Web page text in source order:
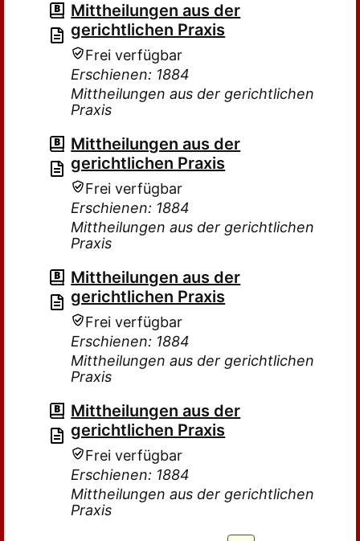
Mittheilungen aus der
gerichtlichen Praxis
Frei verfügbar
Erschienen: 1884
Mittheilungen aus der gerichtlichen
Praxis
Mittheilungen aus der
gerichtlichen Praxis
Frei verfügbar
Erschienen: 1884
Mittheilungen aus der gerichtlichen
Praxis
Mittheilungen aus der
gerichtlichen Praxis
Frei verfügbar
Erschienen: 1884
Mittheilungen aus der gerichtlichen
Praxis
Mittheilungen aus der
gerichtlichen Praxis
Frei verfügbar
Erschienen: 1884
Mittheilungen aus der gerichtlichen
Praxis